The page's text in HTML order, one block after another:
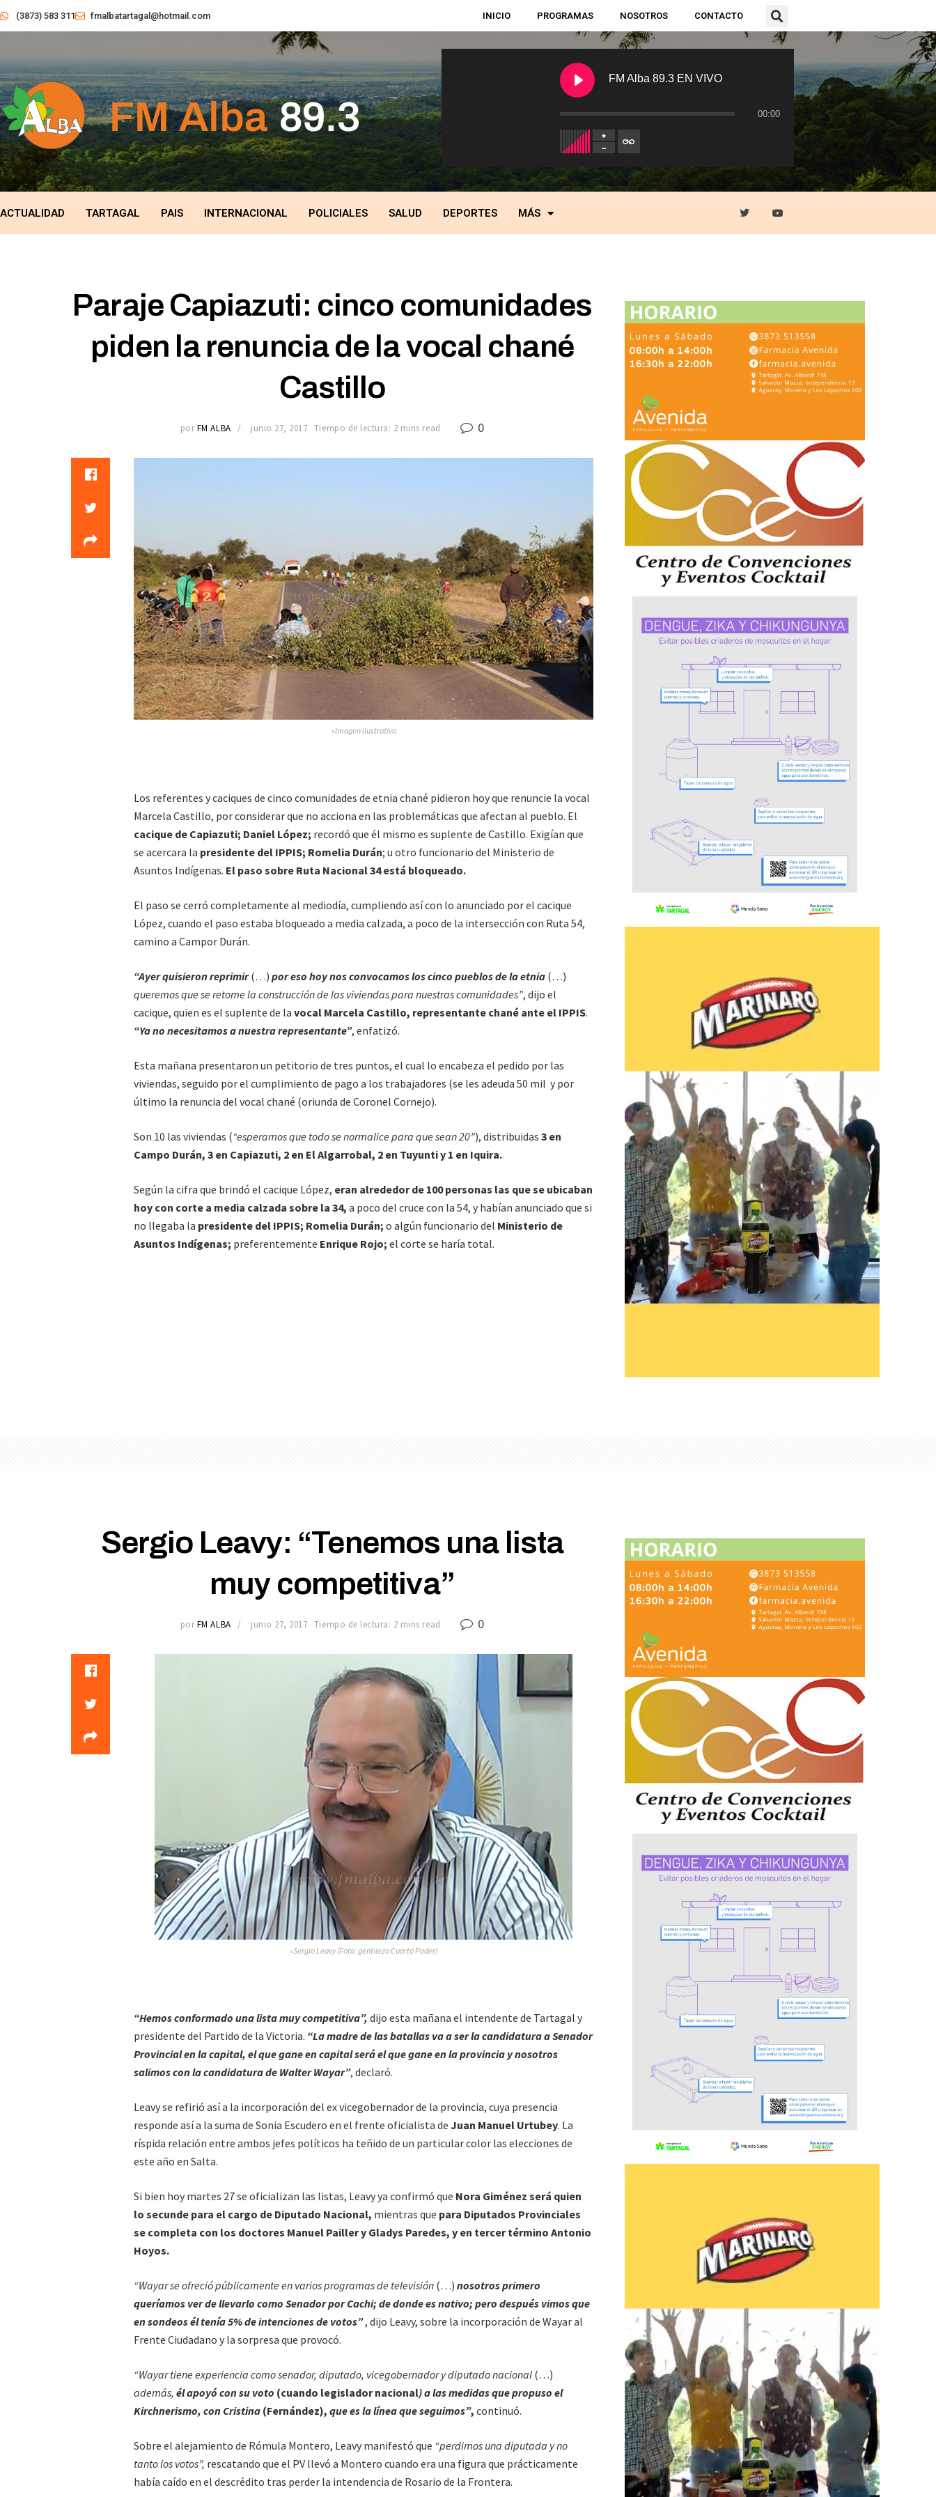
(3873) 583 311 fmalbatartagal@hotmail.com INICIO PROGRAMAS NOSOTROS CONTACTO
FM Alba 89.3 EN VIVO
00:00
ACTUALIDAD TARTAGAL PAIS INTERNACIONAL POLICIALES SALUD DEPORTES MÁS
Paraje Capiazuti: cinco comunidades
piden la renuncia de la vocal chané
Castillo
por FM ALBA junio 27, 2017 Tiempo de lectura: 2 mins read 0
»Imagen ilustrativa
Los referentes y caciques de cinco comunidades de etnia chané pidieron hoy que renuncie la vocal
Marcela Castillo, por considerar que no acciona en las problemáticas que afectan al pueblo. El
cacique de Capiazuti; Daniel López; recordó que él mismo es suplente de Castillo. Exigían que
se acercara la presidente del IPPIS; Romelia Durán; u otro funcionario del Ministerio de
Asuntos Indígenas. El paso sobre Ruta Nacional 34 está bloqueado.
El paso se cerró completamente al mediodía, cumpliendo así con lo anunciado por el cacique
López, cuando el paso estaba bloqueado a media calzada, a poco de la intersección con Ruta 54,
camino a Campor Durán.
“Ayer quisieron reprimir(…) por eso hoy nos convocamos los cinco pueblos de la etnia (…)
queremos que se retome la construcción de las viviendas para nuestras comunidades”, dijo el
cacique, quien es el suplente de la vocal Marcela Castillo, representante chané ante el IPPIS.
“Ya no necesitamos a nuestra representante”, enfatizó.
Esta mañana presentaron un petitorio de tres puntos, el cual lo encabeza el pedido por las
viviendas, seguido por el cumplimiento de pago a los trabajadores (se les adeuda 50 mil y por
último la renuncia del vocal chané (oriunda de Coronel Cornejo).
Son 10 las viviendas (“esperamos que todo se normalice para que sean 20”), distribuidas 3 en
Campo Durán, 3 en Capiazuti, 2 en El Algarrobal, 2 en Tuyunti y 1 en Iquira.
Según la cifra que brindó el cacique López, eran alrededor de 100 personas las que se ubicaban
hoy con corte a media calzada sobre la 34, a poco del cruce con la 54, y habían anunciado que si
no llegaba la presidente del IPPIS; Romelia Durán; o algún funcionario del Ministerio de
Asuntos Indígenas; preferentemente Enrique Rojo; el corte se haría total.
Sergio Leavy: “Tenemos una lista
muy competitiva”
por FM ALBA junio 27, 2017 Tiempo de lectura: 2 mins read 0
»Sergio Leavy (Foto: gentileza Cuarto Poder)
“Hemos conformado una lista muy competitiva”, dijo esta mañana el intendente de Tartagal y
presidente del Partido de la Victoria. “La madre de las batallas va a ser la candidatura a Senador
Provincial en la capital, el que gane en capital será el que gane en la provincia y nosotros
salimos con la candidatura de Walter Wayar”, declaró.
Leavy se refirió así a la incorporación del ex vicegobernador de la provincia, cuya presencia
responde así a la suma de Sonia Escudero en el frente oficialista de Juan Manuel Urtubey. La
ríspida relación entre ambos jefes políticos ha teñido de un particular color las elecciones de
este año en Salta.
Si bien hoy martes 27 se oficializan las listas, Leavy ya confirmó que Nora Giménez será quien
lo secunde para el cargo de Diputado Nacional, mientras que para Diputados Provinciales
se completa con los doctores Manuel Pailler y Gladys Paredes, y en tercer término Antonio
Hoyos.
“Wayar se ofreció públicamente en varios programas de televisión (…) nosotros primero
queríamos ver de llevarlo como Senador por Cachi; de donde es nativo; pero después vimos que
en sondeos él tenía 5% de intenciones de votos”, dijo Leavy, sobre la incorporación de Wayar al
Frente Ciudadano y la sorpresa que provocó.
“Wayar tiene experiencia como senador, diputado, vicegobernador y diputado nacional (…)
además, él apoyó con su voto (cuando legislador nacional) a las medidas que propuso el
Kirchnerismo, con Cristina (Fernández), que es la línea que seguimos”, continuó.
Sobre el alejamiento de Rómula Montero, Leavy manifestó que “perdimos una diputada y no
tanto los votos”, rescatando que el PV llevó a Montero cuando era una figura que prácticamente
había caído en el descrédito tras perder la intendencia de Rosario de la Frontera.